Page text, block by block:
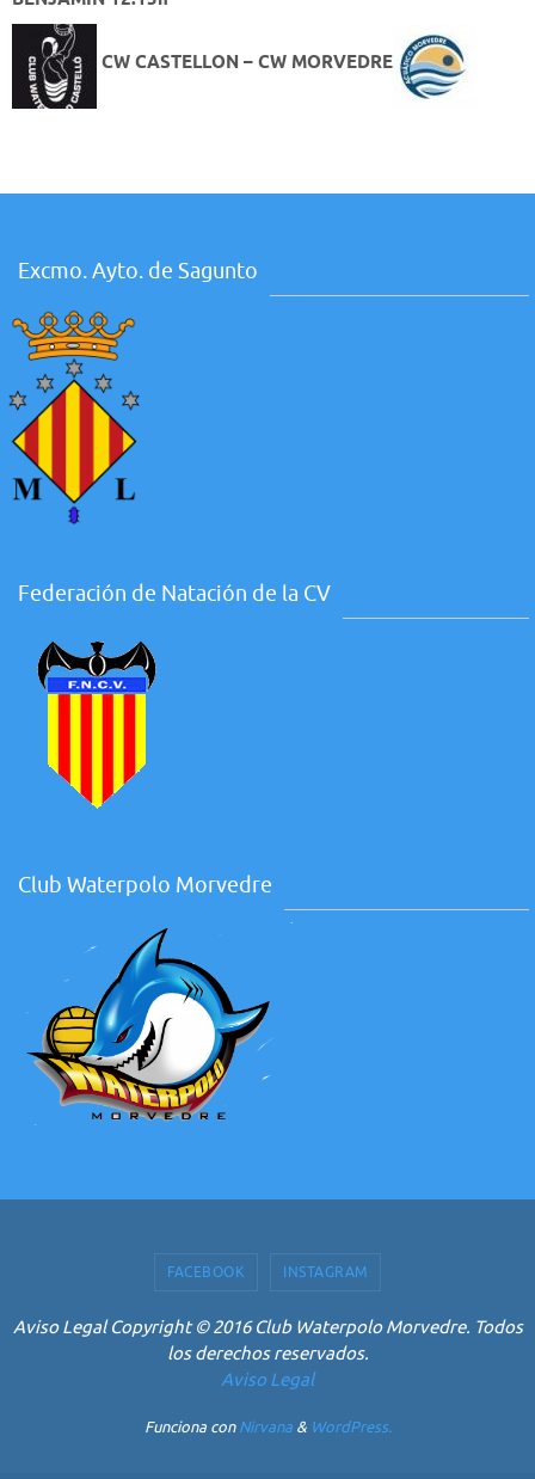
CW CASTELLON – CW MORVEDRE
Excmo. Ayto. de Sagunto
Federación de Natación de la CV
Club Waterpolo Morvedre
FACEBOOK INSTAGRAM
Aviso Legal Copyright © 2016 Club Waterpolo Morvedre. Todos
los derechos reservados.
Aviso Legal
Funciona conNirvana& WordPress.